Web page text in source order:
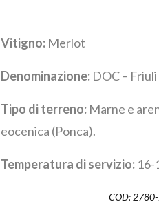
Vitigno: Merlot
Denominazione: DOC –
Tipo di terreno: Marne e
eocenica (Ponca).
Temperatura di servizio: 16-
COD: